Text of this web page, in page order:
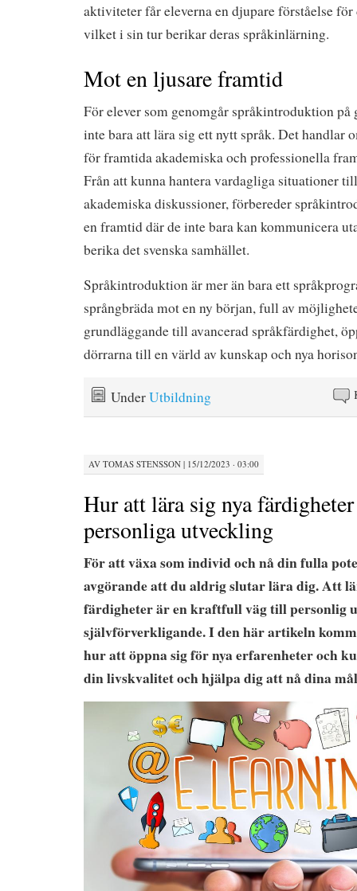
aktiviteter får eleverna en djupare förståelse
vilket i sin tur berikar deras språkinlärning.
Mot en ljusare framtid
För elever som genomgår språkintroduktion på
inte bara att lära sig ett nytt språk. Det handlar
för framtida akademiska och professionella
Från att kunna hantera vardagliga situationer
akademiska diskussioner, förbereder
en framtid där de inte bara kan kommunicera
berika det svenska samhället.
Språkintroduktion är mer än bara ett
språngbräda mot en ny början, full av
grundläggande till avancerad språkfärdighet,
dörrarna till en värld av kunskap och nya
UnderUtbildning
AV TOMAS STENSSON | 15/12/2023 · 03:00
Hur att lära sig nya
personliga utveckling
För att växa som individ och nå din fulla
avgörande att du aldrig slutar lära dig. Att
färdigheter är en kraftfull väg till personlig
självförverkligande. I den här artikeln
hur att öppna sig för nya erfarenheter och
din livskvalitet och hjälpa dig att nå dina